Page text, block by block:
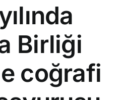
Birliği
coğrafi